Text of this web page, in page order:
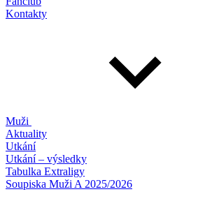
Kontakty
Muži
Aktuality
Utkání
Utkání – výsledky
Tabulka Extraligy
Soupiska Muži A 2025/2026